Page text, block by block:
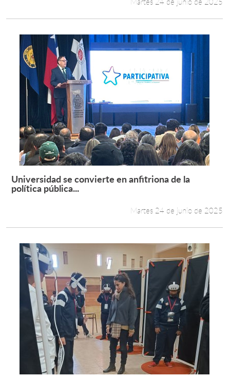
Leer más +
Universidad se convierte en anfitriona de la
política pública...
Martes 24 de junio de 2025